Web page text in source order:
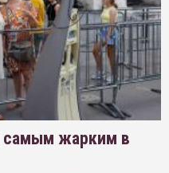
самым жарким в